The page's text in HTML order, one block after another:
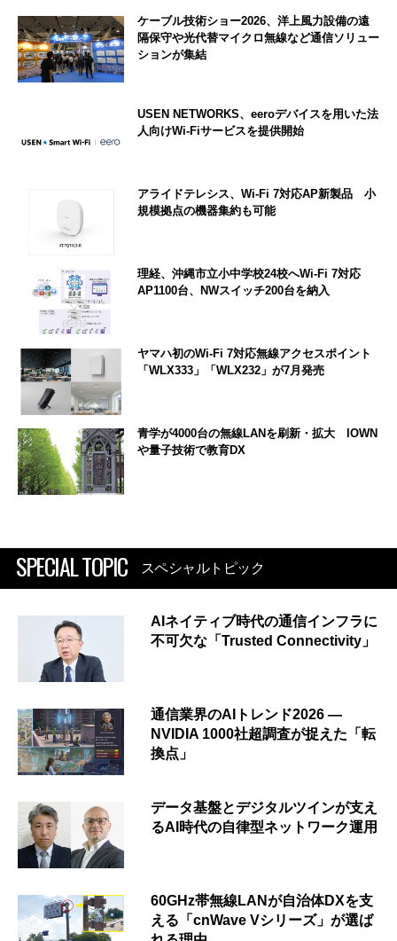
ケーブル技術ショー2026、洋上風力設備の遠
隔保守や光代替マイクロ無線など通信ソリュー
ションが集結
USEN NETWORKS、eeroデバイスを用いた法
人向けWi-Fiサービスを提供開始
アライドテレシス、Wi-Fi 7対応AP新製品 小
規模拠点の機器集約も可能
理経、沖縄市立小中学校24校へWi-Fi 7対応
AP1100台、NWスイッチ200台を納入
ヤマハ初のWi-Fi 7対応無線アクセスポイント
「WLX333」「WLX232」が7月発売
青学が4000台の無線LANを刷新・拡大 IOWN
や量子技術で教育DX
SPECIAL TOPIC スペシャルトピック
AIネイティブ時代の通信インフラに
不可欠な「Trusted Connectivity」
通信業界のAIトレンド2026 ―
NVIDIA 1000社超調査が捉えた「転
換点」
データ基盤とデジタルツインが支え
るAI時代の自律型ネットワーク運用
60GHz帯無線LANが自治体DXを支
える「cnWave Vシリーズ」が選ば